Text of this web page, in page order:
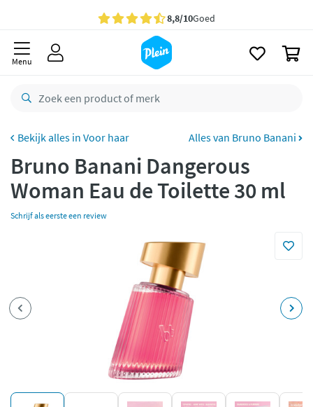
Gratisbezorging vanaf 35,- *
Bestelling uiterlijkmaandag
retourneren
bezorgd
Betaal met Klarna
Menu
Voor haar Alles van Bruno Banani
Bruno Banani Dangerous
Woman Eau de Toilette 30 ml
Schrijf als eerste een review